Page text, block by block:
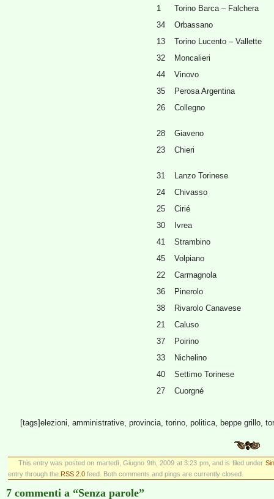
1
Torino Barca – Falchera
34
Orbassano
13
Torino Lucento – Vallette
32
Moncalieri
44
Vinovo
35
Perosa Argentina
26
Collegno
28
Giaveno
23
Chieri
31
Lanzo Torinese
24
Chivasso
25
Cirié
30
Ivrea
41
Strambino
45
Volpiano
22
Carmagnola
36
Pinerolo
38
Rivarolo Canavese
21
Caluso
37
Poirino
33
Nichelino
40
Settimo Torinese
27
Cuorgné
[tags]elezioni, amministrative, provincia, torino, politica, beppe grillo,
This entry was posted on martedì, Giugno 9th, 2009 at 3:23 pm, and is filed under
entry through the RSS 2.0 feed. Both comments and pings are currently closed.
7 commenti a “Senza parole”